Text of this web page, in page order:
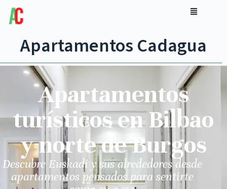
Apartamentos Cadagua
Apartamentos
turísticos en Bilbao
y norte de Burgos
Descubre Euskadi y sus alrededores desde
apartamentos pensados para sentirte